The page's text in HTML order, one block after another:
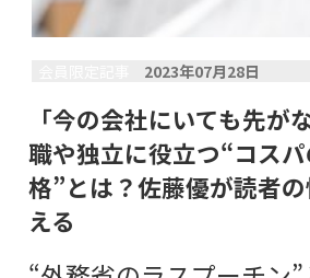
2023年07月28日
「今の会社にいても先が
職や独立に役立つ“コス
格”とは？佐藤優が読者
える